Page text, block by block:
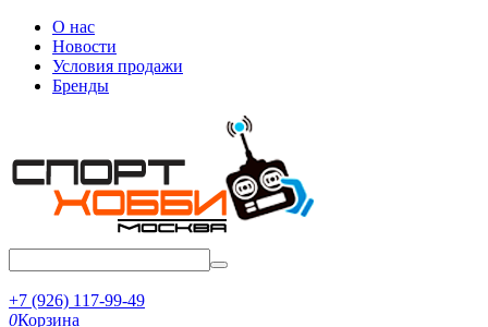
О нас
Новости
Условия продажи
Бренды
+7 (926) 117-99-49
0Корзина